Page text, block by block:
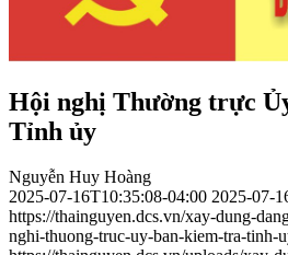
Hội nghị Thường trực
Tỉnh ủy
Nguyễn Huy Hoàng
2025-07-16T10:35:08-04:00 2025-07-
https://thainguyen.dcs.vn/xay-dung-
nghi-thuong-truc-uy-ban-kiem-tra-tinh-